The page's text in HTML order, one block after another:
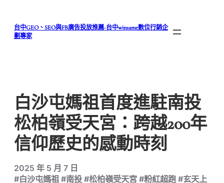
台中GEO、SEO與FB廣告投放推薦-台中winsame數位行銷企
劃專家
白沙屯媽祖首度進駐南投
松柏嶺受天宮：跨越200年
信仰歷史的感動時刻
2025 年 5 月 7 日
#白沙屯媽祖 #南投 #松柏嶺受天宮 #粉紅超跑 #玄天上